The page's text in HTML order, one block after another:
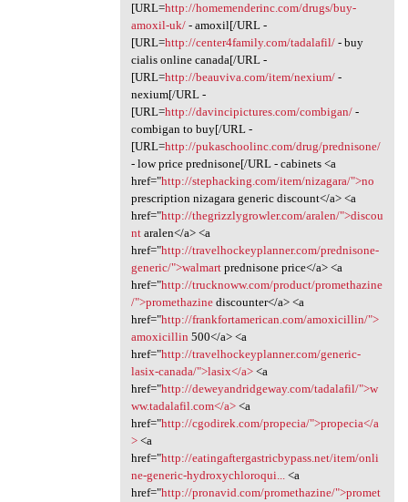
[URL=http://homemenderinc.com/drugs/buy-
amoxil-uk/- amoxil[/URL -
[URL=http://center4family.com/tadalafil/- buy
cialis online canada[/URL -
[URL=http://beauviva.com/item/nexium/-
nexium[/URL -
[URL=http://davincipictures.com/combigan/-
combigan to buy[/URL -
[URL=http://pukaschoolinc.com/drug/prednisone/
- low price prednisone[/URL - cabinets <a
href="http://stephacking.com/item/nizagara/">no
prescription nizagara generic discount</a> <a
href="http://thegrizzlygrowler.com/aralen/">discou
ntaralen</a> <a
href="http://travelhockeyplanner.com/prednisone-
generic/">walmartprednisone price</a> <a
href="http://trucknoww.com/product/promethazine
/">promethazinediscounter</a> <a
href="http://frankfortamerican.com/amoxicillin/">
amoxicillin 500</a> <a
href="http://travelhockeyplanner.com/generic-
lasix-canada/">lasix</a><a
href="http://deweyandridgeway.com/tadalafil/">w
ww.tadalafil.com</a><a
href="http://cgodirek.com/propecia/">propecia</a
><a
href="http://eatingaftergastricbypass.net/item/onli
ne-generic-hydroxychloroqui...<a
href="http://pronavid.com/promethazine/">promet